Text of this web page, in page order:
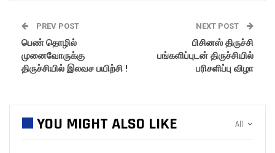
PREV POST
பெண் தொழில்
முனைவோருக்கு
திருச்சியில் இலவச பயிற்சி !
NEXT POST
பிசினஸ் திருச்சி
பங்களிப்புடன் திருச்சியில்
பரிசளிப்பு விழா
All
YOU MIGHT ALSO LIKE